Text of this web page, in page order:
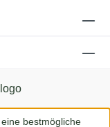
bestmögliche